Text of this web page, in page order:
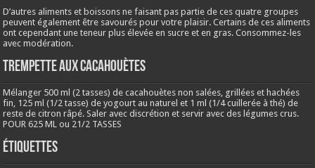
D’autres aliments et boissons ne faisant pas partie de ces quatre groupes
peuvent également être savourés pour votre plaisir. Certains de ces aliments
ont cependant une teneur plus élevée en sucre et en gras. Consommez-les
avec modération.
Trempette aux cacahouètes
Mélanger 500 ml (2 tasses) de cacahouètes non salées, grillées et hachées
fin, 125 ml (1/2 tasse) de yogourt au naturel et 1 ml (1/4 cuillerée à thé) de
reste de citron râpé. Saler avec discrétion et servir avec des légumes crus.
POUR 625 ML ou 21/2 TASSES
Étiquettes